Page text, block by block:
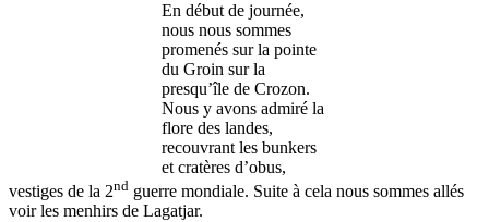
En début de journée,
nous nous sommes
promenés sur la pointe
du Groin sur la
presqu’île de Crozon.
Nous y avons admiré la
flore des landes,
recouvrant les bunkers
et cratères d’obus,
vestiges de la 2nd guerre mondiale. Suite à cela nous sommes allés
voir les menhirs de Lagatjar.